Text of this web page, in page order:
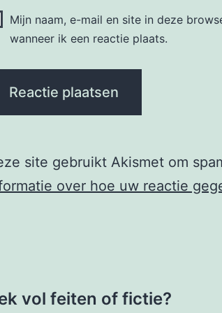
Mijn naam, e-mail en site in deze
wanneer ik een reactie plaats.
site gebruikt Akismet om
over hoe uw reactie
vol feiten of fictie?